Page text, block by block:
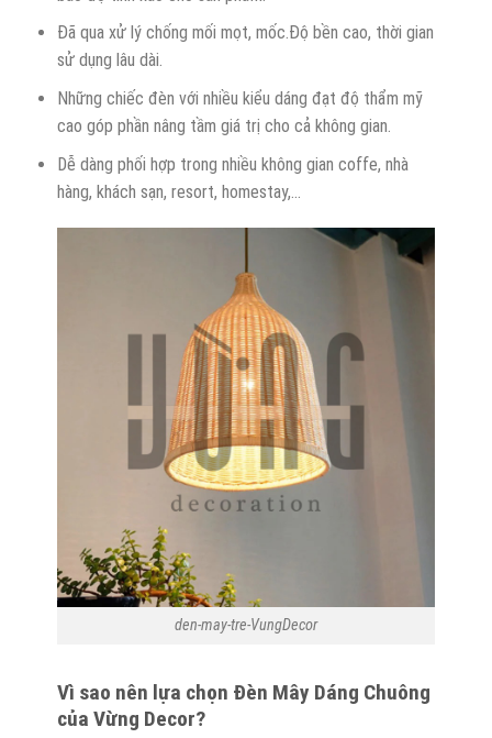
Đã qua xử lý chống mối mọt, mốc.Độ bền cao, thời gian
sử dụng lâu dài.
Những chiếc đèn với nhiều kiểu dáng đạt độ thẩm mỹ
cao góp phần nâng tầm giá trị cho cả không gian.
Dễ dàng phối hợp trong nhiều không gian coffe, nhà
hàng, khách sạn, resort, homestay,…
den-may-tre-VungDecor
Vì sao nên lựa chọn Đèn Mây Dáng Chuông
của Vừng Decor?